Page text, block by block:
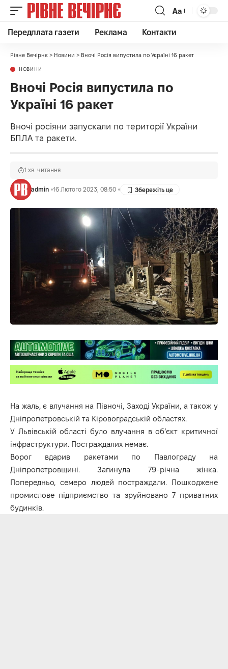
Аа
Передплата газети Реклама Контакти
Рівне Вечірнє > Новини > Вночі Росія випустила по Україні 16 ракет
НОВИНИ
Вночі Росія випустила по
Україні 16 ракет
Вночі росіяни запускали по території України
БПЛА та ракети.
admin 16 Лютого 2023, 08:50
1 хв. читання
На жаль, є влучання на Півночі, Заході України, а також у
Дніпропетровській та Кіровоградській областях.
У Львівській області було влучання в об’єкт критичної
інфраструктури. Постраждалих немає.
Ворог вдарив ракетами по Павлограду на
Дніпропетровщині. Загинула 79-річна жінка.
Попередньо, семеро людей постраждали. Пошкоджене
промислове підприємство та зруйновано 7 приватних
будинків.